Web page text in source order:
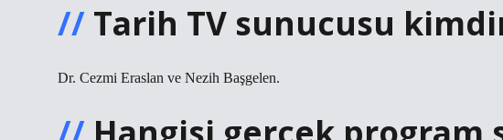
Tarih TV sunucusu
Dr. Cezmi Eraslan ve Nezih Başgelen.